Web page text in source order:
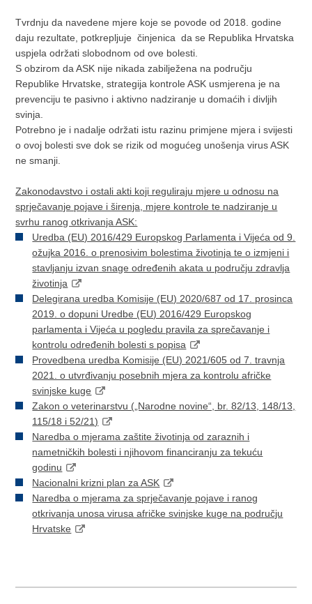
Tvrdnju da navedene mjere koje se povode od 2018. godine
daju rezultate, potkrepljuje činjenica da se Republika Hrvatska
uspjela održati slobodnom od ove bolesti.
S obzirom da ASK nije nikada zabilježena na području
Republike Hrvatske, strategija kontrole ASK usmjerena je na
prevenciju te pasivno i aktivno nadziranje u domaćih i divljih
svinja.
Potrebno je i nadalje održati istu razinu primjene mjera i svijesti
o ovoj bolesti sve dok se rizik od mogućeg unošenja virus ASK
ne smanji.
Zakonodavstvo i ostali akti koji reguliraju mjere u odnosu na
sprječavanje pojave i širenja, mjere kontrole te nadziranje u
svrhu ranog otkrivanja ASK:
Uredba (EU) 2016/429 Europskog Parlamenta i Vijeća od 9.
ožujka 2016. o prenosivim bolestima životinja te o izmjeni i
stavljanju izvan snage određenih akata u području zdravlja
životinja
Delegirana uredba Komisije (EU) 2020/687 оd 17. prosinca
2019. o dopuni Uredbe (EU) 2016/429 Europskog
parlamenta i Vijeća u pogledu pravila za sprečavanje i
kontrolu određenih bolesti s popisa
Provedbena uredba Komisije (EU) 2021/605 оd 7. travnja
2021. o utvrđivanju posebnih mjera za kontrolu afričke
svinjske kuge
Zakon o veterinarstvu („Narodne novine“, br. 82/13, 148/13,
115/18 i 52/21)
Naredba o mjerama zaštite životinja od zaraznih i
nametničkih bolesti i njihovom financiranju za tekuću
godinu
Nacionalni krizni plan za ASK
Naredba o mjerama za sprječavanje pojave i ranog
otkrivanja unosa virusa afričke svinjske kuge na području
Hrvatske